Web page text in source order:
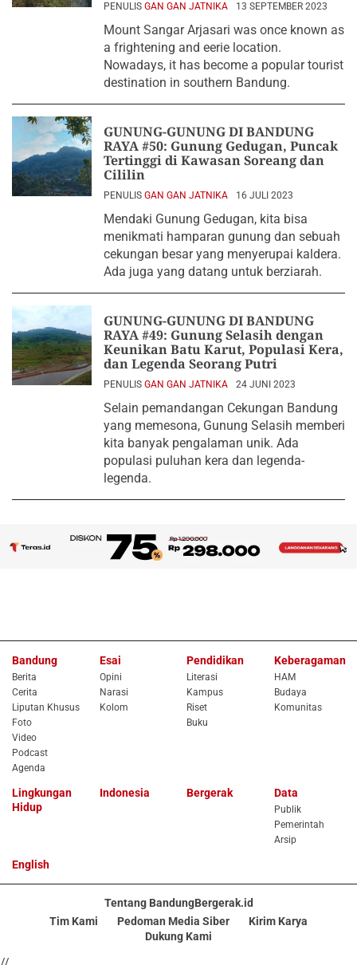
PENULIS GAN GAN JATNIKA 13 SEPTEMBER 2023
Mount Sangar Arjasari was once known as
a frightening and eerie location.
Nowadays, it has become a popular tourist
destination in southern Bandung.
GUNUNG-GUNUNG DI BANDUNG
RAYA #50: Gunung Gedugan, Puncak
Tertinggi di Kawasan Soreang dan
Cililin
PENULIS GAN GAN JATNIKA 16 JULI 2023
Mendaki Gunung Gedugan, kita bisa
menikmati hamparan gunung dan sebuah
cekungan besar yang menyerupai kaldera.
Ada juga yang datang untuk berziarah.
GUNUNG-GUNUNG DI BANDUNG
RAYA #49: Gunung Selasih dengan
Keunikan Batu Karut, Populasi Kera,
dan Legenda Seorang Putri
PENULIS GAN GAN JATNIKA 24 JUNI 2023
Selain pemandangan Cekungan Bandung
yang memesona, Gunung Selasih memberi
kita banyak pengalaman unik. Ada
populasi puluhan kera dan legenda-
legenda.
Bandung
Berita
Cerita
Liputan Khusus
Foto
Video
Podcast
Agenda
Esai
Opini
Narasi
Kolom
Pendidikan
Literasi
Kampus
Riset
Buku
Keberagaman
HAM
Budaya
Komunitas
Lingkungan
Hidup
Indonesia Bergerak Data
Publik
Pemerintah
Arsip
English
Tentang BandungBergerak.id
Tim Kami
Pedoman Media Siber
Kirim Karya
Dukung Kami